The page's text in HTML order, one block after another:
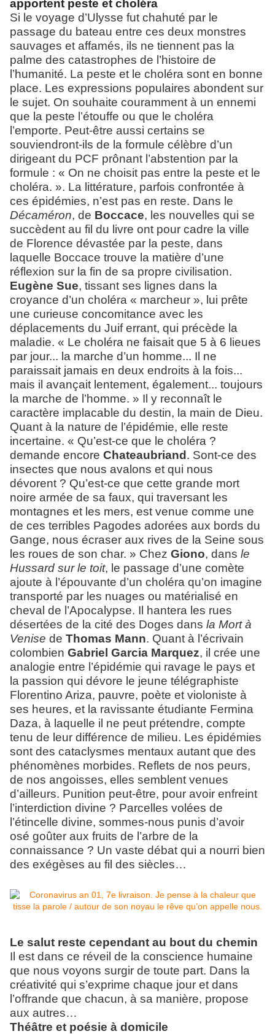
apportent peste et choléra
Si le voyage d’Ulysse fut chahuté par le
passage du bateau entre ces deux monstres
sauvages et affamés, ils ne tiennent pas la
palme des catastrophes de l’histoire de
l’humanité. La peste et le choléra sont en bonne
place. Les expressions populaires abondent sur
le sujet. On souhaite couramment à un ennemi
que la peste l’étouffe ou que le choléra
l’emporte. Peut-être aussi certains se
souviendront-ils de la formule célèbre d’un
dirigeant du PCF prônant l’abstention par la
formule : « On ne choisit pas entre la peste et le
choléra. ». La littérature, parfois confrontée à
ces épidémies, n’est pas en reste. Dans le
Décaméron, de Boccace, les nouvelles qui se
succèdent au fil du livre ont pour cadre la ville
de Florence dévastée par la peste, dans
laquelle Boccace trouve la matière d’une
réflexion sur la fin de sa propre civilisation.
Eugène Sue, tissant ses lignes dans la
croyance d’un choléra « marcheur », lui prête
une curieuse concomitance avec les
déplacements du Juif errant, qui précède la
maladie. « Le choléra ne faisait que 5 à 6 lieues
par jour... la marche d’un homme... Il ne
paraissait jamais en deux endroits à la fois...
mais il avançait lentement, également... toujours
la marche de l’homme. » Il y reconnaît le
caractère implacable du destin, la main de Dieu.
Quant à la nature de l’épidémie, elle reste
incertaine. « Qu’est-ce que le choléra ?
demande encore Chateaubriand. Sont-ce des
insectes que nous avalons et qui nous
dévorent ? Qu’est-ce que cette grande mort
noire armée de sa faux, qui traversant les
montagnes et les mers, est venue comme une
de ces terribles Pagodes adorées aux bords du
Gange, nous écraser aux rives de la Seine sous
les roues de son char. » Chez Giono, dans le
Hussard sur le toit, le passage d’une comète
ajoute à l’épouvante d’un choléra qu’on imagine
transporté par les nuages ou matérialisé en
cheval de l’Apocalypse. Il hantera les rues
désertées de la cité des Doges dans la Mort à
Venise de Thomas Mann. Quant à l’écrivain
colombien Gabriel Garcia Marquez, il crée une
analogie entre l’épidémie qui ravage le pays et
la passion qui dévore le jeune télégraphiste
Florentino Ariza, pauvre, poète et violoniste à
ses heures, et la ravissante étudiante Fermina
Daza, à laquelle il ne peut prétendre, compte
tenu de leur différence de milieu. Les épidémies
sont des cataclysmes mentaux autant que des
phénomènes morbides. Reflets de nos peurs,
de nos angoisses, elles semblent venues
d’ailleurs. Punition peut-être, pour avoir enfreint
l’interdiction divine ? Parcelles volées de
l’étincelle divine, sommes-nous punis d’avoir
osé goûter aux fruits de l’arbre de la
connaissance ? Un vaste débat qui a nourri bien
des exégèses au fil des siècles…
Le salut reste cependant au bout du chemin
Il est dans ce réveil de la conscience humaine
que nous voyons surgir de toute part. Dans la
créativité qui s’exprime chaque jour et dans
l’offrande que chacun, à sa manière, propose
aux autres…
Théâtre et poésie à domicile